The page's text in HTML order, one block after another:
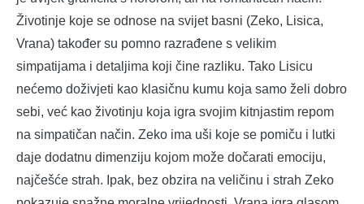
Životinje koje se odnose na svijet basni (Zeko, Lisica,
Vrana) također su pomno razrađene s velikim
simpatijama i detaljima koji čine razliku. Tako Lisicu
nećemo doživjeti kao klasičnu kumu koja samo želi dobro
sebi, već kao životinju koja igra svojim kitnjastim repom
na simpatičan način. Zeko ima uši koje se pomiču i lutki
daje dodatnu dimenziju kojom može dočarati emociju,
najčešće strah. Ipak, bez obzira na veličinu i strah Zeko